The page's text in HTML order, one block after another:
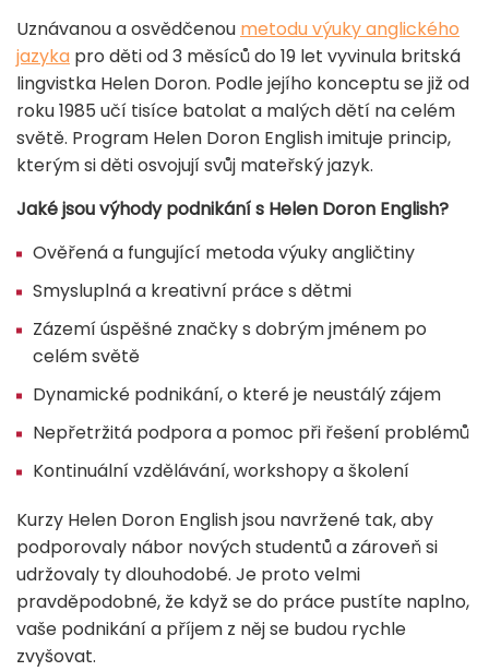
Uznávanou a osvědčenou metodu výuky anglického
jazyka pro děti od 3 měsíců do 19 let vyvinula britská
lingvistka Helen Doron. Podle jejího konceptu se již od
roku 1985 učí tisíce batolat a malých dětí na celém
světě. Program Helen Doron English imituje princip,
kterým si děti osvojují svůj mateřský jazyk.
Jaké jsou výhody podnikání s Helen Doron English?
Ověřená a fungující metoda výuky angličtiny
Smysluplná a kreativní práce s dětmi
Zázemí úspěšné značky s dobrým jménem po
celém světě
Dynamické podnikání, o které je neustálý zájem
Nepřetržitá podpora a pomoc při řešení problémů
Kontinuální vzdělávání, workshopy a školení
Kurzy Helen Doron English jsou navržené tak, aby
podporovaly nábor nových studentů a zároveň si
udržovaly ty dlouhodobé. Je proto velmi
pravděpodobné, že když se do práce pustíte naplno,
vaše podnikání a příjem z něj se budou rychle
zvyšovat.